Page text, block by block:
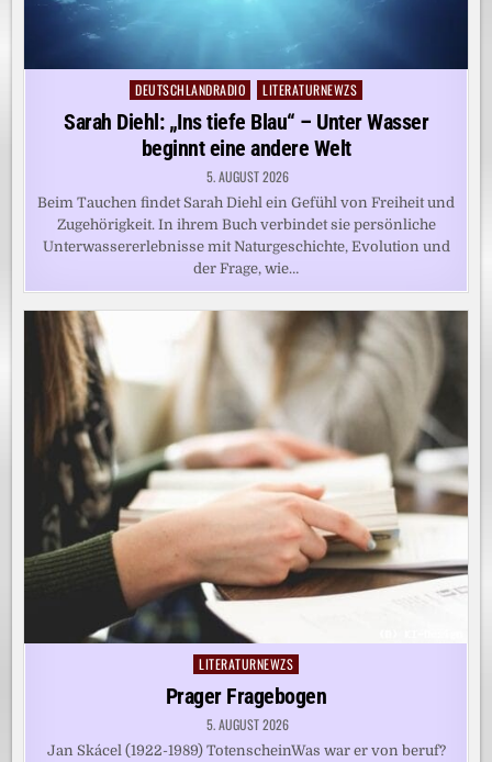
Posted
in
DEUTSCHLANDRADIO LITERATURNEWZS
Sarah Diehl: „Ins tiefe Blau“ – Unter Wasser
beginnt eine andere Welt
5. AUGUST 2026
Beim Tauchen findet Sarah Diehl ein Gefühl von Freiheit und
Zugehörigkeit. In ihrem Buch verbindet sie persönliche
Unterwassererlebnisse mit Naturgeschichte, Evolution und
der Frage, wie…
Posted
LITERATURNEWZS
Prager Fragebogen
5. AUGUST 2026
Jan Skácel (1922-1989) TotenscheinWas war er von beruf?